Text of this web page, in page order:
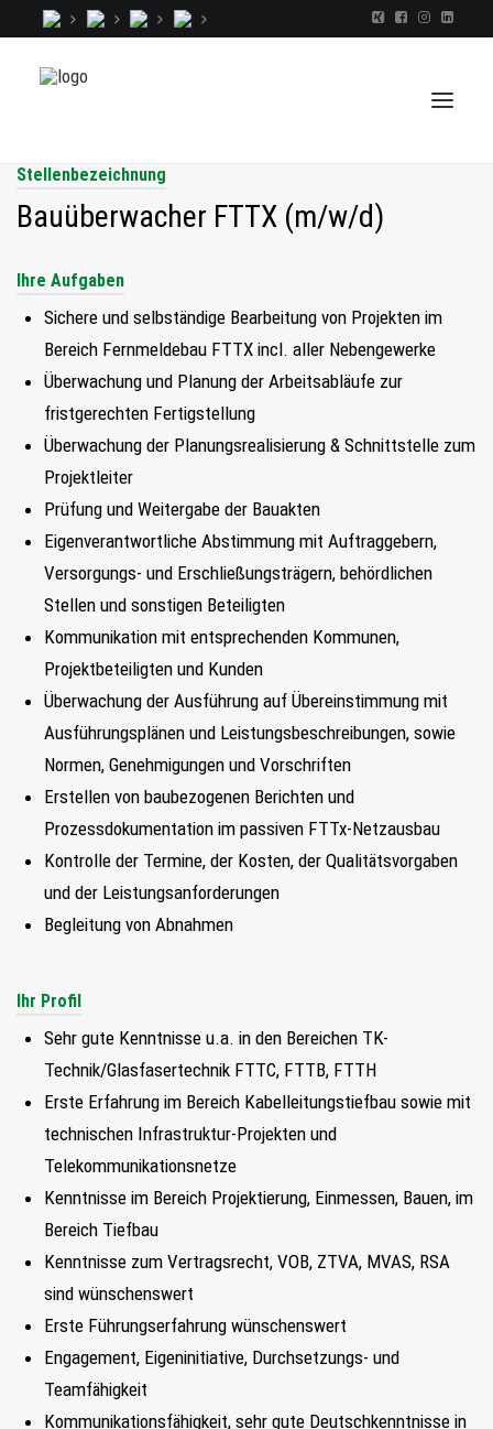
TALENTINDEX
CONSULTING
RECRUITING
COACHING
JOBS
EXTRA
FIND MY JOB
JETZT BEWERBEN
SUCHEN
Stellenbezeichnung
Bauüberwacher FTTX (m/w/d)
Ihre Aufgaben
Sichere und selbständige Bearbeitung von Projekten im
Bereich Fernmeldebau FTTX incl. aller Nebengewerke
Überwachung und Planung der Arbeitsabläufe zur
fristgerechten Fertigstellung
Überwachung der Planungsrealisierung & Schnittstelle zum
Projektleiter
Prüfung und Weitergabe der Bauakten
Eigenverantwortliche Abstimmung mit Auftraggebern,
Versorgungs- und Erschließungsträgern, behördlichen
Stellen und sonstigen Beteiligten
Kommunikation mit entsprechenden Kommunen,
Projektbeteiligten und Kunden
Überwachung der Ausführung auf Übereinstimmung mit
Ausführungsplänen und Leistungsbeschreibungen, sowie
Normen, Genehmigungen und Vorschriften
Erstellen von baubezogenen Berichten und
Prozessdokumentation im passiven FTTx-Netzausbau
Kontrolle der Termine, der Kosten, der Qualitätsvorgaben
und der Leistungsanforderungen
Begleitung von Abnahmen
Ihr Profil
Sehr gute Kenntnisse u.a. in den Bereichen TK-
Technik/Glasfasertechnik FTTC, FTTB, FTTH
Erste Erfahrung im Bereich Kabelleitungstiefbau sowie mit
technischen Infrastruktur-Projekten und
Telekommunikationsnetze
Kenntnisse im Bereich Projektierung, Einmessen, Bauen, im
Bereich Tiefbau
Kenntnisse zum Vertragsrecht, VOB, ZTVA, MVAS, RSA
sind wünschenswert
Erste Führungserfahrung wünschenswert
Engagement, Eigeninitiative, Durchsetzungs- und
Teamfähigkeit
Kommunikationsfähigkeit, sehr gute Deutschkenntnisse in